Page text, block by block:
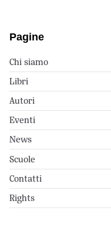
Pagine
Chi siamo
Libri
Autori
Eventi
News
Scuole
Contatti
Rights